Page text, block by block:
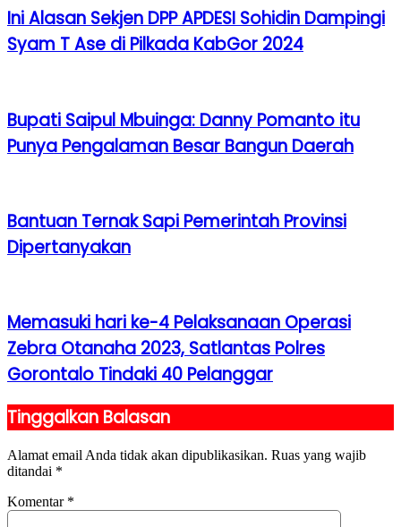
Ini Alasan Sekjen DPP APDESI Sohidin Dampingi
Syam T Ase di Pilkada KabGor 2024
Bupati Saipul Mbuinga: Danny Pomanto itu
Punya Pengalaman Besar Bangun Daerah
Bantuan Ternak Sapi Pemerintah Provinsi
Dipertanyakan
Memasuki hari ke-4 Pelaksanaan Operasi
Zebra Otanaha 2023, Satlantas Polres
Gorontalo Tindaki 40 Pelanggar
Tinggalkan Balasan
Alamat email Anda tidak akan dipublikasikan. Ruas yang wajib
ditandai *
Komentar *